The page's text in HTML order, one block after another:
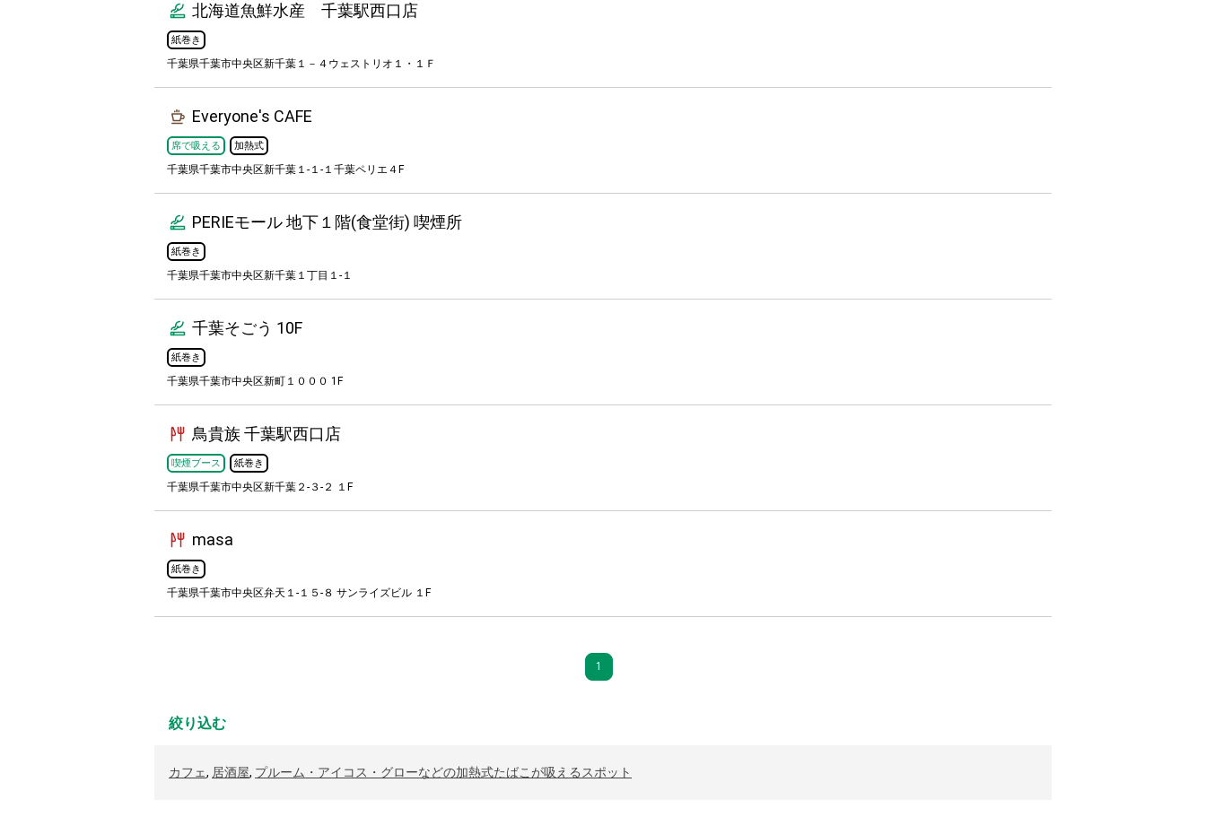
北海道魚鮮水産 千葉駅西口店
紙巻き
千葉県千葉市中央区新千葉１－４ウェストリオ１・１Ｆ
Everyone's CAFE
席で吸える 加熱式
千葉県千葉市中央区新千葉１-１-１千葉ペリエ４F
PERIEモール 地下１階(食堂街) 喫煙所
紙巻き
千葉県千葉市中央区新千葉１丁目１-１
千葉そごう 10F
紙巻き
千葉県千葉市中央区新町１０００ 1F
鳥貴族 千葉駅西口店
喫煙ブース 紙巻き
千葉県千葉市中央区新千葉２-３-２ １F
masa
紙巻き
千葉県千葉市中央区弁天１-１５-８ サンライズビル １F
1
絞り込む
カフェ, 居酒屋, プルーム・アイコス・グローなどの加熱式たばこが吸えるスポット